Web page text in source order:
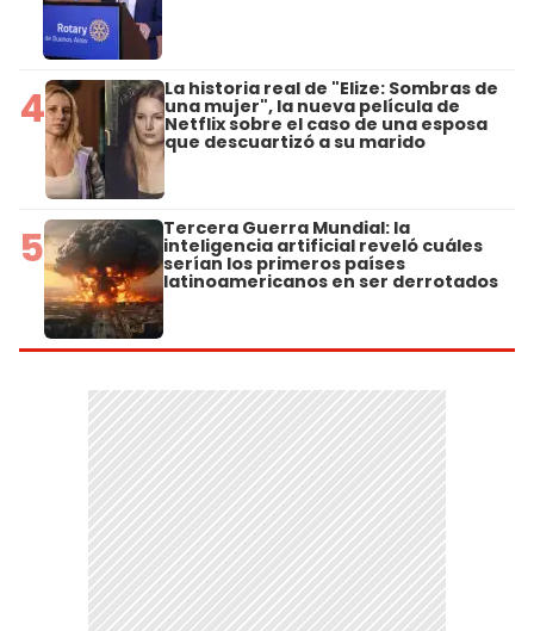
4 La historia real de "Elize: Sombras de
una mujer", la nueva película de
Netflix sobre el caso de una esposa
que descuartizó a su marido
5 Tercera Guerra Mundial: la
inteligencia artificial reveló cuáles
serían los primeros países
latinoamericanos en ser derrotados